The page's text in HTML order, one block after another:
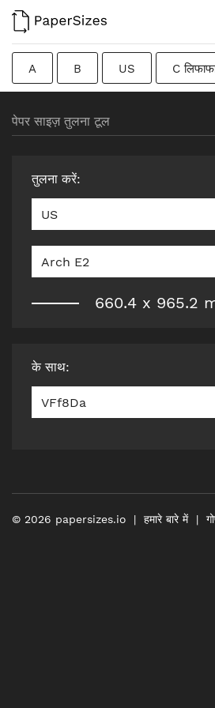
A B US C
पेपर साइज़ तुलना टूल
तुलना करें:
US
Arch E2
660.4 x 965.2
के साथ:
VFf8Da
© 2026 papersizes.io हमारे बारे में